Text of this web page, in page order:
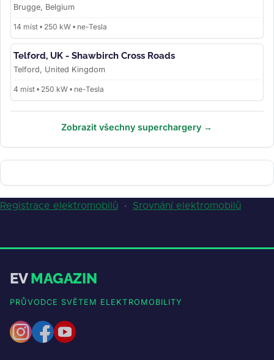
Brugge, Belgium
14 míst • 250 kW • ne-Tesla
Telford, UK - Shawbirch Cross Roads
Telford, United Kingdom
4 míst • 250 kW • ne-Tesla
Zobrazit všechny superchargery →
Registrace elektromobilů · Srovnání elektromobilů
EVMAGAZIN
PRŮVODCE SVĚTEM ELEKTROMOBILITY